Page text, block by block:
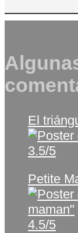
El
3.5/5
Petite
4.5/5